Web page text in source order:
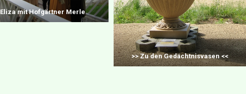
>> Zu den Gedächtnisvasen <<
Eliza mit Hofgärtner Merle